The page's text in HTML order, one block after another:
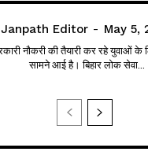
Janpath Editor - May 5,
सामने आई है। बिहार लोक सेवा...